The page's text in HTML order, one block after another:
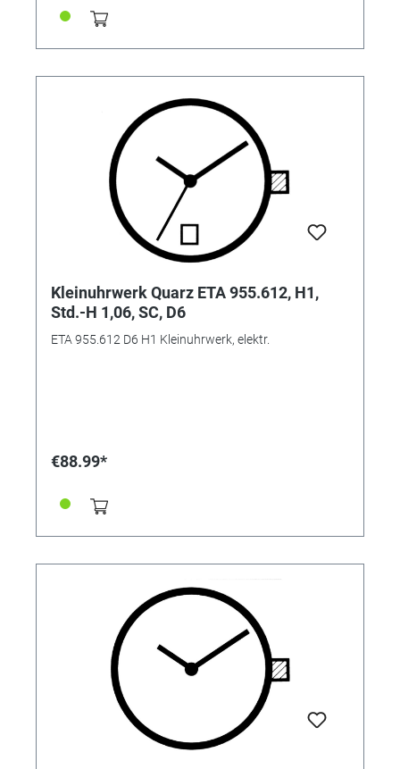
Kleinuhrwerk Quarz ETA 955.612, H1,
Std.-H 1,06, SC, D6
ETA 955.612 D6 H1 Kleinuhrwerk, elektr.
€88.99*